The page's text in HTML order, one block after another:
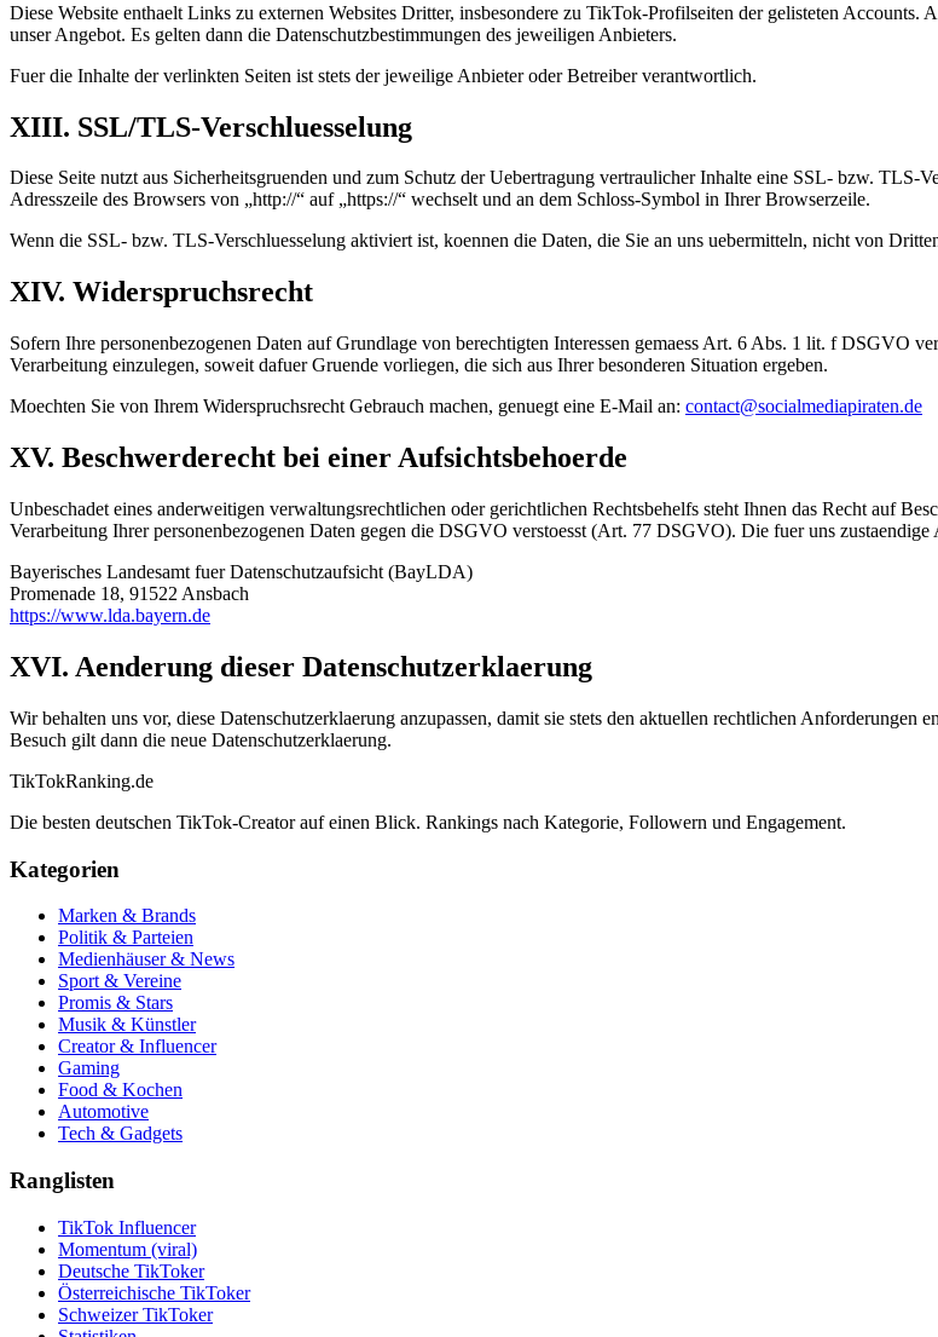
Diese Website enthaelt Links zu externen Websites Dritter, insbesondere zu TikTok-Profilseiten der gelisteten
unser Angebot. Es gelten dann die Datenschutzbestimmungen des jeweiligen Anbieters.
Fuer die Inhalte der verlinkten Seiten ist stets der jeweilige Anbieter oder Betreiber verantwortlich.
XIII. SSL/TLS-Verschluesselung
Diese Seite nutzt aus Sicherheitsgruenden und zum Schutz der Uebertragung vertraulicher Inhalte eine SSL- bzw. TLS-
Adresszeile des Browsers von „http://“ auf „https://“ wechselt und an dem Schloss-Symbol in Ihrer Browserzeile.
Wenn die SSL- bzw. TLS-Verschluesselung aktiviert ist, koennen die Daten, die Sie an uns uebermitteln, nicht von
XIV. Widerspruchsrecht
Sofern Ihre personenbezogenen Daten auf Grundlage von berechtigten Interessen gemaess Art. 6 Abs. 1 lit. f DSGVO
Verarbeitung einzulegen, soweit dafuer Gruende vorliegen, die sich aus Ihrer besonderen Situation ergeben.
Moechten Sie von Ihrem Widerspruchsrecht Gebrauch machen, genuegt eine E-Mail an: contact@socialmediapiraten.de
XV. Beschwerderecht bei einer Aufsichtsbehoerde
Unbeschadet eines anderweitigen verwaltungsrechtlichen oder gerichtlichen Rechtsbehelfs steht Ihnen das Recht auf
Verarbeitung Ihrer personenbezogenen Daten gegen die DSGVO verstoesst (Art. 77 DSGVO). Die fuer uns zustaendige
Bayerisches Landesamt fuer Datenschutzaufsicht (BayLDA)
Promenade 18, 91522 Ansbach
https://www.lda.bayern.de
XVI. Aenderung dieser Datenschutzerklaerung
Wir behalten uns vor, diese Datenschutzerklaerung anzupassen, damit sie stets den aktuellen rechtlichen Anforderungen
Besuch gilt dann die neue Datenschutzerklaerung.
TikTokRanking.de
Die besten deutschen TikTok-Creator auf einen Blick. Rankings nach Kategorie, Followern und Engagement.
Kategorien
Marken & Brands
Politik & Parteien
Medienhäuser & News
Sport & Vereine
Promis & Stars
Musik & Künstler
Creator & Influencer
Gaming
Food & Kochen
Automotive
Tech & Gadgets
Ranglisten
TikTok Influencer
Momentum (viral)
Deutsche TikToker
Österreichische TikToker
Schweizer TikToker